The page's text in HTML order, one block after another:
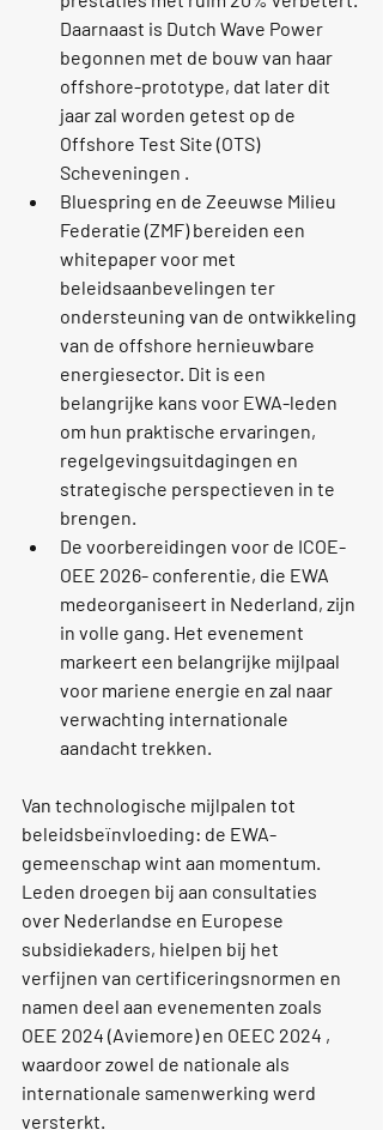
Daarnaast is Dutch Wave Power
begonnen met de bouw van haar
offshore-prototype, dat later dit
jaar zal worden getest op de
Offshore Test Site (OTS)
Scheveningen .
Bluespring en de Zeeuwse Milieu
Federatie (ZMF) bereiden een
whitepaper voor met
beleidsaanbevelingen ter
ondersteuning van de ontwikkeling
van de offshore hernieuwbare
energiesector. Dit is een
belangrijke kans voor EWA-leden
om hun praktische ervaringen,
regelgevingsuitdagingen en
strategische perspectieven in te
brengen.
De voorbereidingen voor de ICOE-
OEE 2026- conferentie, die EWA
medeorganiseert in Nederland, zijn
in volle gang. Het evenement
markeert een belangrijke mijlpaal
voor mariene energie en zal naar
verwachting internationale
aandacht trekken.
Van technologische mijlpalen tot
beleidsbeïnvloeding: de EWA-
gemeenschap wint aan momentum.
Leden droegen bij aan consultaties
over Nederlandse en Europese
subsidiekaders, hielpen bij het
verfijnen van certificeringsnormen en
namen deel aan evenementen zoals
OEE 2024 (Aviemore) en OEEC 2024 ,
waardoor zowel de nationale als
internationale samenwerking werd
versterkt.